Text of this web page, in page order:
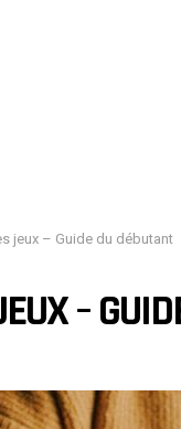
jeux – Guide du débutant
–